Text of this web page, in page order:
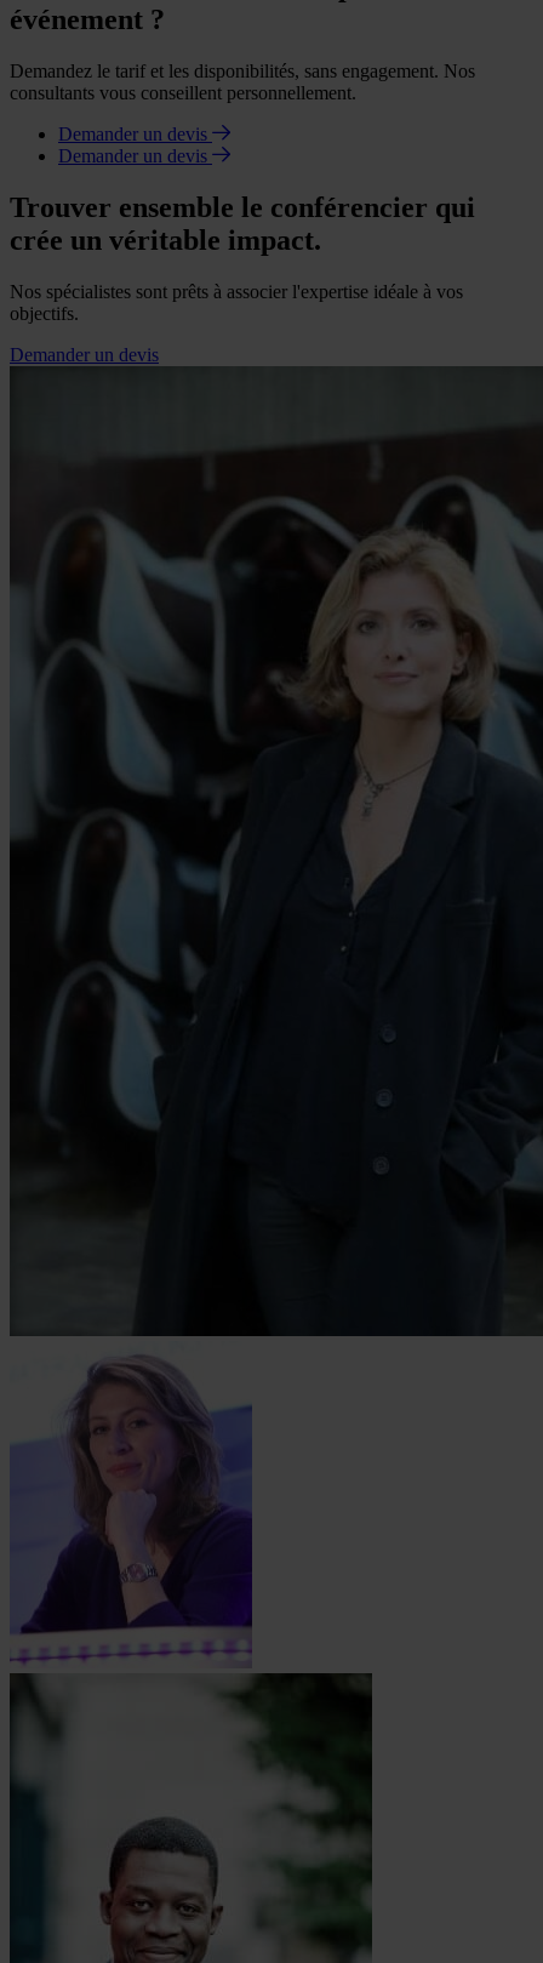
événement ?
Demandez le tarif et les disponibilités, sans engagement. Nos
consultants vous conseillent personnellement.
Demander un devis
Demander un devis
Trouver ensemble le conférencier qui
crée un véritable impact.
Nos spécialistes sont prêts à associer l'expertise idéale à vos
objectifs.
Demander un devis